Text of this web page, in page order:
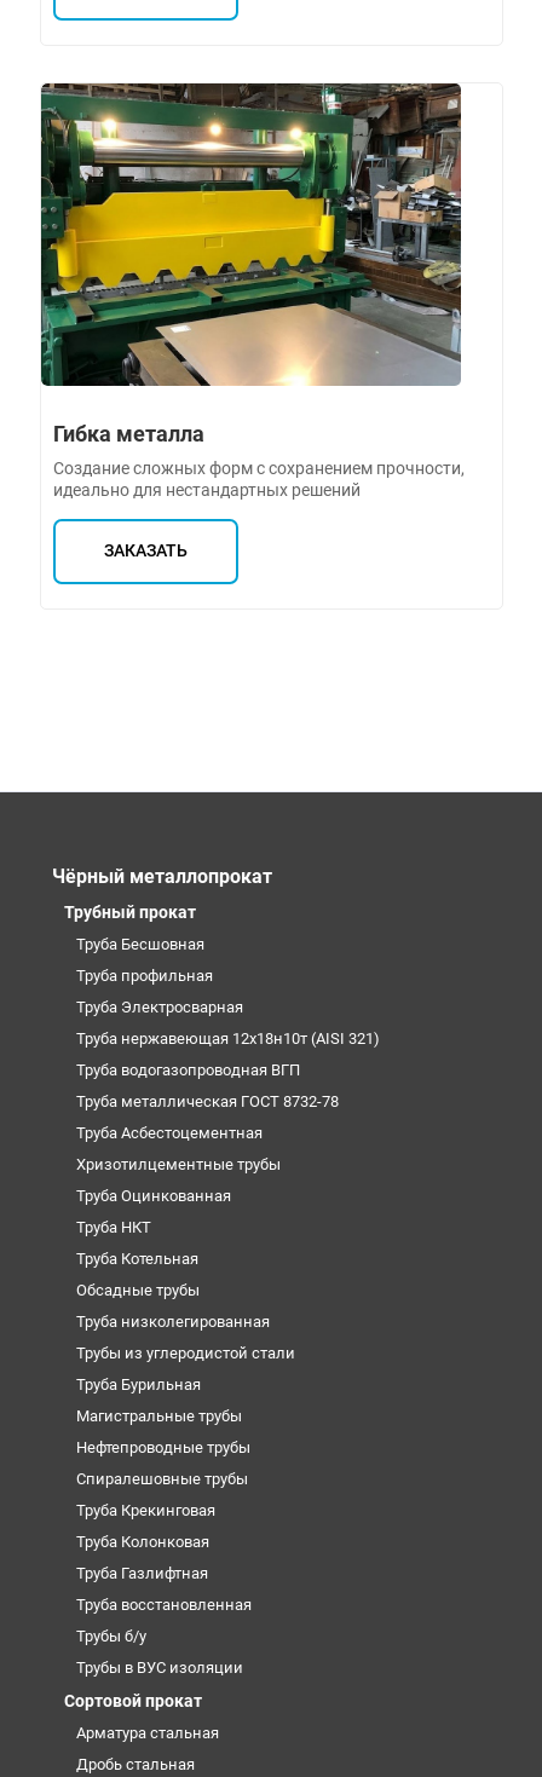
Гибка металла
Создание сложных форм с сохранением прочности,
идеально для нестандартных решений
ЗАКАЗАТЬ
Чёрный металлопрокат
Трубный прокат
Труба Бесшовная
Труба профильная
Труба Электросварная
Труба нержавеющая 12х18н10т (AISI 321)
Труба водогазопроводная ВГП
Труба металлическая ГОСТ 8732-78
Труба Асбестоцементная
Хризотилцементные трубы
Труба Оцинкованная
Труба НКТ
Труба Котельная
Обсадные трубы
Труба низколегированная
Трубы из углеродистой стали
Труба Бурильная
Магистральные трубы
Нефтепроводные трубы
Спиралешовные трубы
Труба Крекинговая
Труба Колонковая
Труба Газлифтная
Труба восстановленная
Трубы б/у
Трубы в ВУС изоляции
Сортовой прокат
Арматура стальная
Дробь стальная